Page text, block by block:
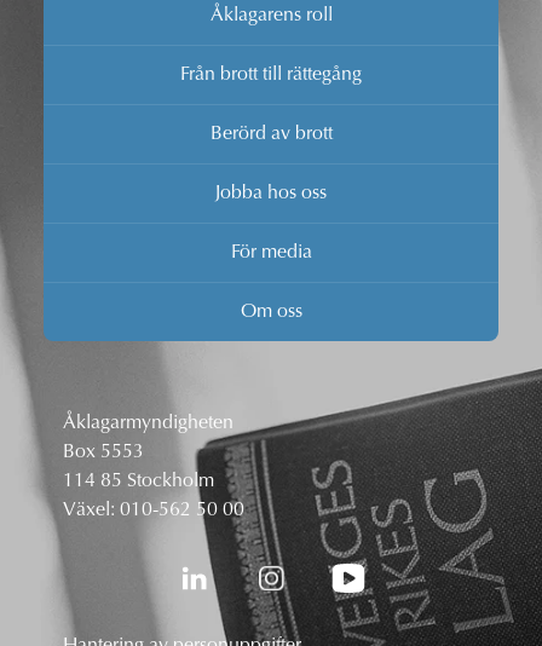
Åklagarens roll
Från brott till rättegång
Berörd av brott
Jobba hos oss
För media
Om oss
Åklagarmyndigheten
Box 5553
114 85 Stockholm
Växel: 010-562 50 00